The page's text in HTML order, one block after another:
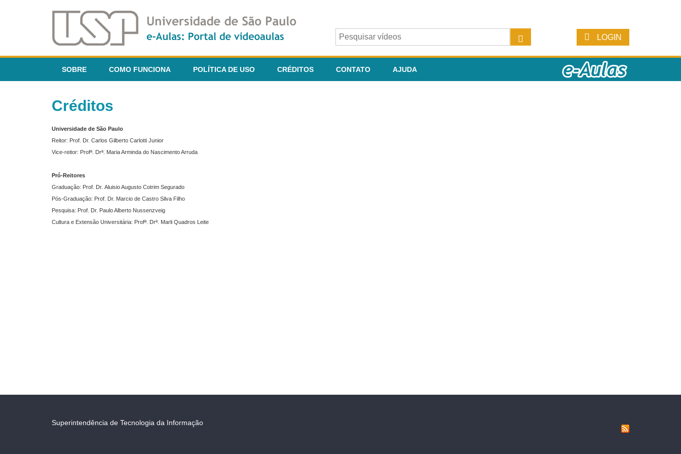
LOGIN
SOBRE COMO FUNCIONA POLÍTICA DE USO CRÉDITOS CONTATO AJUDA
Créditos
Universidade de São Paulo
Reitor: Prof. Dr. Carlos Gilberto Carlotti Junior
Vice-reitor: Profª. Drª. Maria Arminda do Nascimento Arruda
Pró-Reitores
Graduação: Prof. Dr. Aluisio Augusto Cotrim Segurado
Pós-Graduação: Prof. Dr. Marcio de Castro Silva Filho
Pesquisa: Prof. Dr. Paulo Alberto Nussenzveig
Cultura e Extensão Universitária: Profª. Drª. Marli Quadros Leite
Superintendência de Tecnologia da Informação